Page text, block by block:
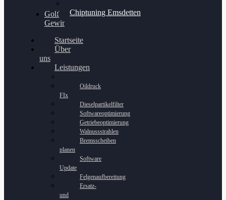
Chiptuning Emsdetten
Golf
Gewinnspiel
Startseite
Über
uns
Leistungen
Oildruck
FIx
Dieselpartikelfilter
Softwareoptimierung
Getriebeoptimierung
Walnussstrahlen
Bremsscheiben
planen
Software
Update
Felgenaufbereitung
Ersatz-
und